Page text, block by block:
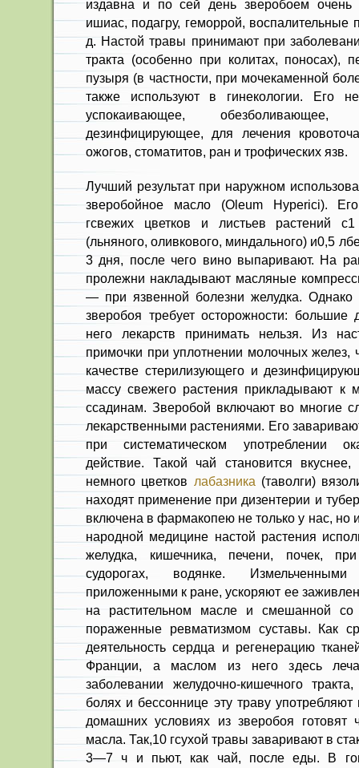
издавна и по сей день зверобоем очень
ишиас, подагру, геморрой, воспалительные
д. Настой травы принимают при
тракта (особенно при колитах, поносах),
пузыря (в частности, при мочекаменной
также используют в гинекологии. Его
успокаивающее, обезболивающее,
дезинфицирующее, для лечения
ожогов, стоматитов, ран и трофических язв.
Лучший результат при наружном
зверобойное масло (Oleum Hyperici).
гсвежих цветков и листьев растений
(льняного, оливкового, миндального) и0,5
3 дня, после чего вино выпаривают. На
пролежни накладывают масляные
— при язвенной болезни желудка. Однако
зверобоя требует осторожности: большие
него лекарств принимать нельзя. Из
примочки при уплотнении молочных желез,
качестве стерилизующего и
массу свежего растения прикладывают к
ссадинам. Зверобой включают во многие
лекарственными растениями. Его
при систематическом употреблении
действие. Такой чай становится
немного цветков лабазника (таволги)
находят применение при дизентерии и
включена в фармакопею не только у нас, но
народной медицине настой растения
желудка, кишечника, печени, почек,
судорогах, водянке.
приложенными к ране, ускоряют ее
на растительном масле и смешанной со
пораженные ревматизмом суставы. Как
деятельность сердца и регенерацию
Франции, а маслом из него здесь
заболевании желудочно-кишечного
болях и бессоннице эту траву
домашних условиях из зверобоя готовят
масла. Так,10 гсухой травы заваривают в
3—7 ч и пьют, как чай, после еды. В